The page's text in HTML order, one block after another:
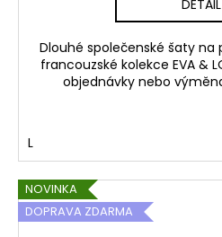
DETAIL
Dlouhé společenské šaty na
francouzské kolekce EVA &
objednávky nebo
L
NOVINKA
DOPRAVA ZDARMA